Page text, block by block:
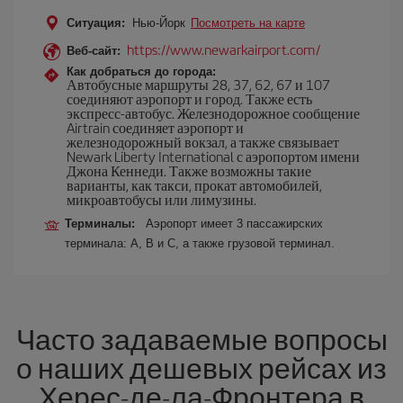
Ситуация: Нью-Йорк Посмотреть на карте
Веб-сайт: https://www.newarkairport.com/
Как добраться до города:
Автобусные маршруты 28, 37, 62, 67 и 107
соединяют аэропорт и город. Также есть
экспресс-автобус. Железнодорожное сообщение
Airtrain соединяет аэропорт и
железнодорожный вокзал, а также связывает
Newark Liberty International с аэропортом имени
Джона Кеннеди. Также возможны такие
варианты, как такси, прокат автомобилей,
микроавтобусы или лимузины.
Терминалы:
Аэропорт имеет 3 пассажирских
терминала: A, B и C, а также грузовой терминал.
Часто задаваемые вопросы
о наших дешевых рейсах из